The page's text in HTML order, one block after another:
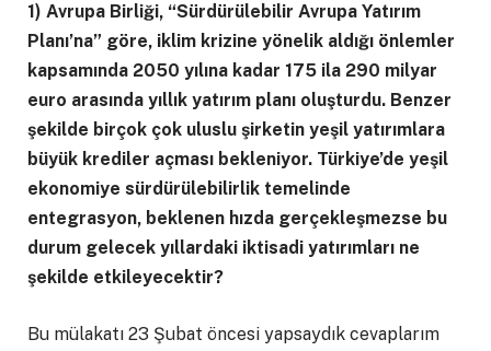
1) Avrupa Birliği, “Sürdürülebilir Avrupa Yatırım
Planı’na” göre, iklim krizine yönelik aldığı önlemler
kapsamında 2050 yılına kadar 175 ila 290 milyar
euro arasında yıllık yatırım planı oluşturdu. Benzer
şekilde birçok çok uluslu şirketin yeşil yatırımlara
büyük krediler açması bekleniyor. Türkiye’de yeşil
ekonomiye sürdürülebilirlik temelinde
entegrasyon, beklenen hızda gerçekleşmezse bu
durum gelecek yıllardaki iktisadi yatırımları ne
şekilde etkileyecektir?
Bu mülakatı 23 Şubat öncesi yapsaydık cevaplarım